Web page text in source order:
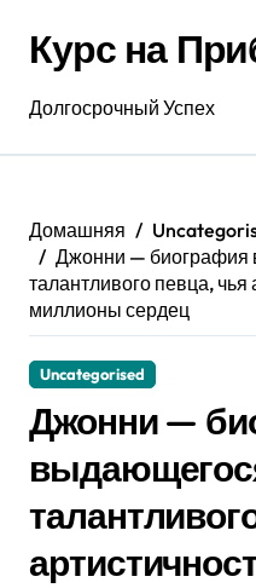
содержанию
Курс на
Долгосрочный Успех
Домашняя
Джонни — биография
талантливого певца, чья
миллионы сердец
Uncategorised
Джонни —